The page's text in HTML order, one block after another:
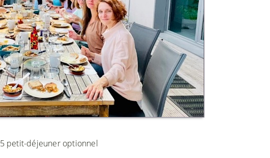
petit-déjeuner optionnel